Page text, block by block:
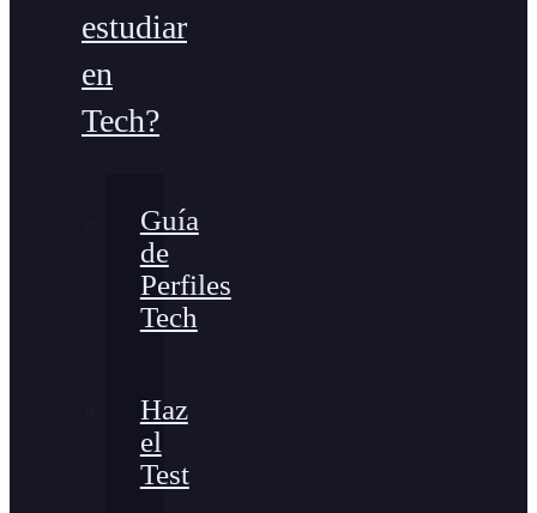
estudiar
en
Tech?
Guía
de
Perfiles
Tech
Haz
el
Test